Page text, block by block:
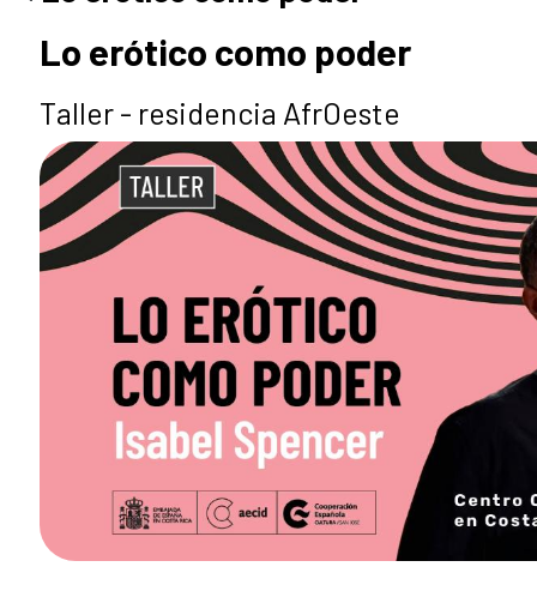
Lo erótico como poder
Taller - residencia AfrOeste